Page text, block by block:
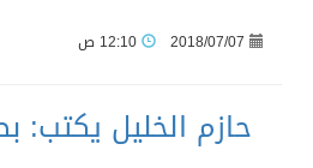
2018/07/07
حازم الخليل يكتب: